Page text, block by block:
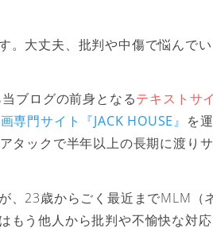
。大丈夫、批判や中傷で悩んで
ブログの前身となるテキストサ
専門サイト『JACK HOUSE』 を
タックで半年以上の長期に渡り
、23歳からごく最近までMLM（
もう他人から批判や不愉快な対